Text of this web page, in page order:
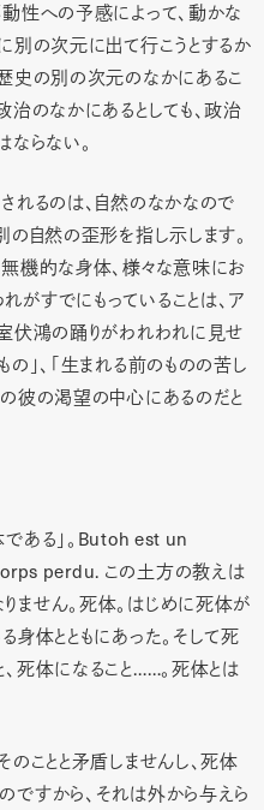
性への予感によって、動かな
別の次元に出て行こうとするか
史の別の次元のなかにあるこ
治のなかにあるとしても、政治
ならない。
れるのは、自然のなかなので
の自然の歪形を指し示します。
機的な身体、様々な意味にお
すでにもっていることは、ア
伏鴻の踊りがわれわれに見せ
」、「生まれる前のものの苦し
彼の渇望の中心にあるのだと
ある」。Butoh est un
perdu. この土方の教えは
ません。死体。はじめに死体が
身体とともにあった。そして死
死体になること……。死体とは
のことと矛盾しませんし、死体
ですから、それは外から与えら